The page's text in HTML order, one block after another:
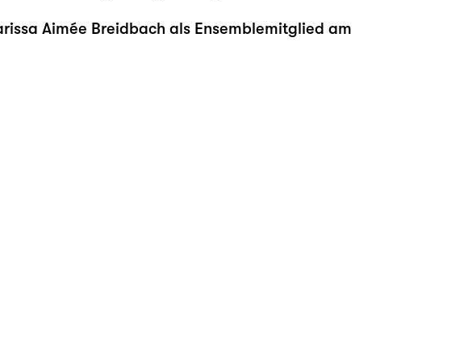
Aimée Breidbach als Ensemblemitglied am